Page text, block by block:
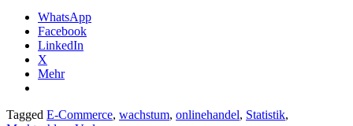
WhatsApp
Facebook
LinkedIn
X
Mehr
Tagged E-Commerce, wachstum, onlinehandel, Statistik,